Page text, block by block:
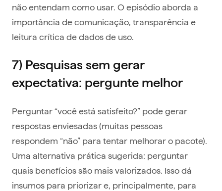
não entendam como usar. O episódio aborda a
importância de comunicação, transparência e
leitura crítica de dados de uso.
7) Pesquisas sem gerar
expectativa: pergunte melhor
Perguntar “você está satisfeito?” pode gerar
respostas enviesadas (muitas pessoas
respondem “não” para tentar melhorar o pacote).
Uma alternativa prática sugerida: perguntar
quais benefícios são mais valorizados. Isso dá
insumos para priorizar e, principalmente, para